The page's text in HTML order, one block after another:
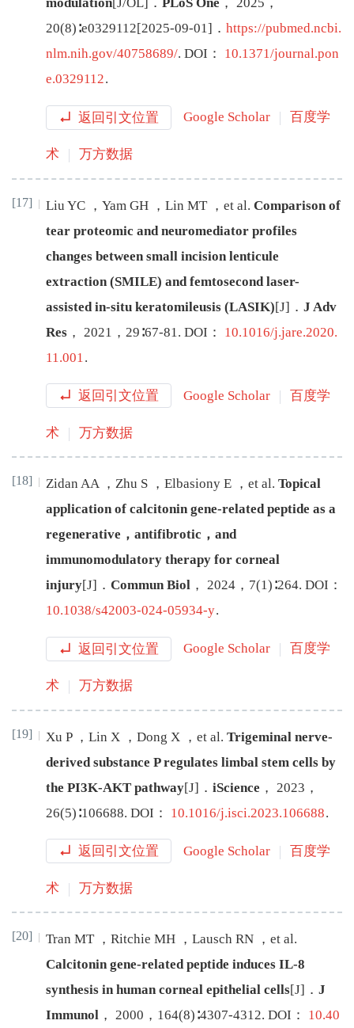
20(8)∶e0329112[2025-09-01] ． https://pubmed.ncbi.
nlm.nih.gov/40758689/. DOI： 10.1371/journal.pon
e.0329112.
返回引文位置 Google Scholar 百度学
术 万方数据
[17] Liu YC ， Yam GH ， Lin MT ， et al. Comparison of
tear proteomic and neuromediator profiles
changes between small incision lenticule
extraction (SMILE) and femtosecond laser-
assisted in-situ keratomileusis (LASIK)[J] ． J Adv
Res ， 2021 ， 29 ∶67-81 . DOI： 10.1016/j.jare.2020.
11.001.
返回引文位置 Google Scholar 百度学
术 万方数据
[18] Zidan AA ， Zhu S ， Elbasiony E ， et al. Topical
application of calcitonin gene-related peptide as a
regenerative，antifibrotic，and
immunomodulatory therapy for corneal
injury[J] ． Commun Biol ， 2024 ， 7(1)∶264. DOI：
10.1038/s42003-024-05934-y.
返回引文位置 Google Scholar 百度学
术 万方数据
[19] Xu P ， Lin X ， Dong X ， et al. Trigeminal nerve-
derived substance P regulates limbal stem cells by
the PI3K-AKT pathway[J] ． iScience ， 2023 ，
26(5)∶106688. DOI： 10.1016/j.isci.2023.106688.
返回引文位置 Google Scholar 百度学
术 万方数据
[20] Tran MT ， Ritchie MH ， Lausch RN ， et al.
Calcitonin gene-related peptide induces IL-8
synthesis in human corneal epithelial cells[J] ． J
Immunol ， 2000 ， 164(8)∶4307-4312. DOI： 10.40